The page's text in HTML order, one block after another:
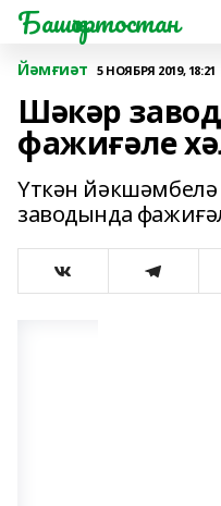
Башҡортостан
Йәмғиәт 5 НОЯБРЯ 2019, 18:21
Шәкәр
фажиғәле
Үткән
заводында